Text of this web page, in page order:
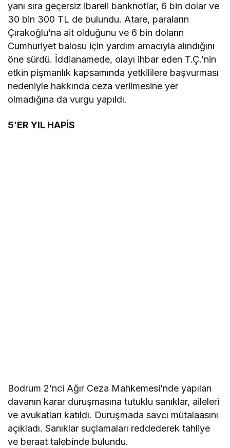
yanı sıra geçersiz ibareli banknotlar, 6 bin dolar ve
30 bin 300 TL de bulundu. Atare, paraların
Çırakoğlu’na ait olduğunu ve 6 bin doların
Cumhuriyet balosu için yardım amacıyla alındığını
öne sürdü. İddianamede, olayı ihbar eden T.Ç.’nin
etkin pişmanlık kapsamında yetkililere başvurması
nedeniyle hakkında ceza verilmesine yer
olmadığına da vurgu yapıldı.
5’ER YIL HAPİS
Bodrum 2’nci Ağır Ceza Mahkemesi’nde yapılan
davanın karar duruşmasına tutuklu sanıklar, aileleri
ve avukatları katıldı. Duruşmada savcı mütalaasını
açıkladı. Sanıklar suçlamaları reddederek tahliye
ve beraat talebinde bulundu.